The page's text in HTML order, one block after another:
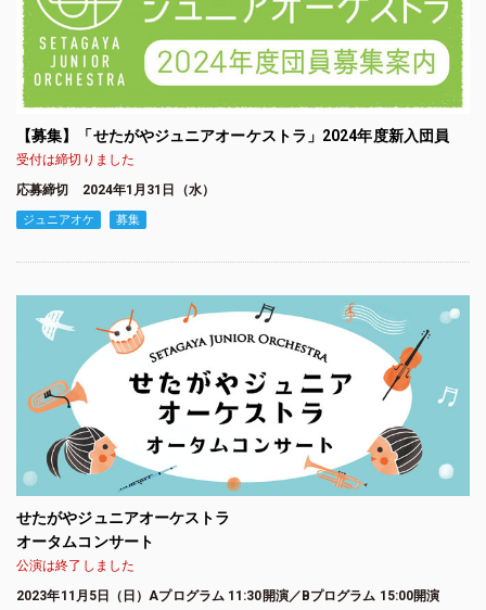
【募集】「せたがやジュニアオーケストラ」2024年度新入団員
受付は締切りました
応募締切 2024年1月31日（水）
ジュニアオケ 募集
せたがやジュニアオーケストラ
オータムコンサート
公演は終了しました
2023年11月5日（日）Aプログラム 11:30開演／Bプログラム 15:00開演